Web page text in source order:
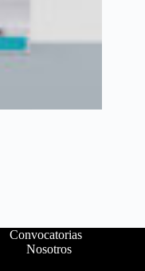
Convocatorias
Nosotros